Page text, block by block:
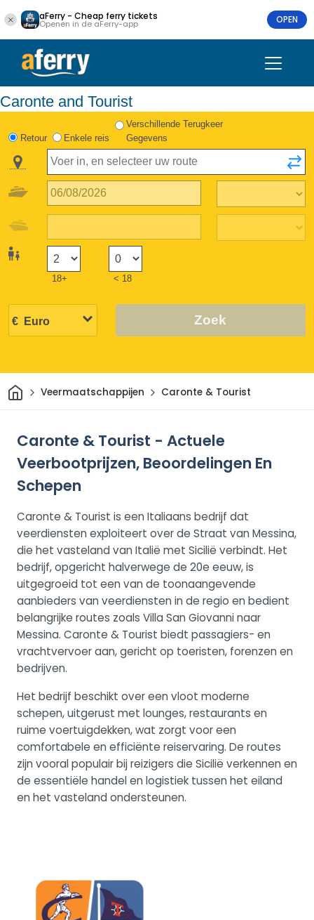
aFerry - Cheap ferry tickets
Openen in de aFerry-app OPEN
Caronte and Tourist
Retour Enkele reis
Verschillende Terugkeer
Gegevens
18+ < 18
Zoek
ThuisVeermaatschappijen Caronte & Tourist
Caronte & Tourist - Actuele
Veerbootprijzen, Beoordelingen En
Schepen
Caronte & Tourist is een Italiaans bedrijf dat
veerdiensten exploiteert over de Straat van Messina,
die het vasteland van Italië met Sicilië verbindt. Het
bedrijf, opgericht halverwege de 20e eeuw, is
uitgegroeid tot een van de toonaangevende
aanbieders van veerdiensten in de regio en bedient
belangrijke routes zoals Villa San Giovanni naar
Messina. Caronte & Tourist biedt passagiers- en
vrachtvervoer aan, gericht op toeristen, forenzen en
bedrijven.
Het bedrijf beschikt over een vloot moderne
schepen, uitgerust met lounges, restaurants en
ruime voertuigdekken, wat zorgt voor een
comfortabele en efficiënte reiservaring. De routes
zijn vooral populair bij reizigers die Sicilië verkennen en
de essentiële handel en logistiek tussen het eiland
en het vasteland ondersteunen.